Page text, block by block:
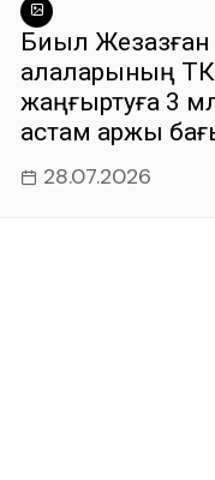
Биыл
қалаларының
жаңғыртуға 3
астам қаржы
28.07.2026